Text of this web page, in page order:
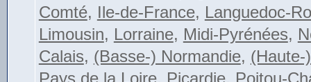
Comté, Ile-de-France, Languedoc-
Limousin, Lorraine, Midi-Pyrénées,
Calais, (Basse-) Normandie, (Haute-
Pays de la Loire, Picardie, Poitou-